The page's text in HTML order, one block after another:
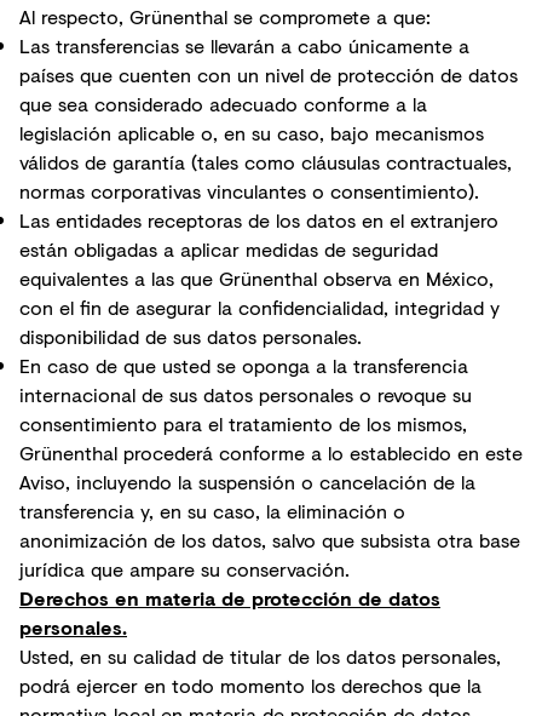
Al respecto, Grünenthal se compromete a que:
Las transferencias se llevarán a cabo únicamente a
países que cuenten con un nivel de protección de datos
que sea considerado adecuado conforme a la
legislación aplicable o, en su caso, bajo mecanismos
válidos de garantía (tales como cláusulas contractuales,
normas corporativas vinculantes o consentimiento).
Las entidades receptoras de los datos en el extranjero
están obligadas a aplicar medidas de seguridad
equivalentes a las que Grünenthal observa en México,
con el fin de asegurar la confidencialidad, integridad y
disponibilidad de sus datos personales.
En caso de que usted se oponga a la transferencia
internacional de sus datos personales o revoque su
consentimiento para el tratamiento de los mismos,
Grünenthal procederá conforme a lo establecido en este
Aviso, incluyendo la suspensión o cancelación de la
transferencia y, en su caso, la eliminación o
anonimización de los datos, salvo que subsista otra base
jurídica que ampare su conservación.
Derechos en materia de protección de datos
personales.
Usted, en su calidad de titular de los datos personales,
podrá ejercer en todo momento los derechos que la